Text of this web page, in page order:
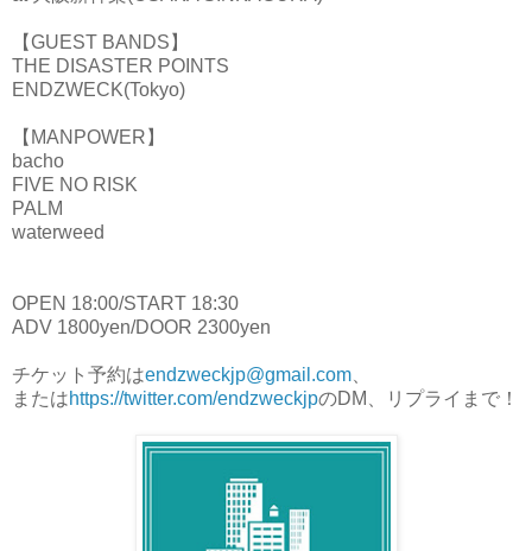
【GUEST BANDS】
THE DISASTER POINTS
ENDZWECK(Tokyo)
【MANPOWER】
bacho
FIVE NO RISK
PALM
waterweed
OPEN 18:00/START 18:30
ADV 1800yen/DOOR 2300yen
チケット予約はendzweckjp@gmail.com
またはhttps://twitter.com/endzweckjpのDM、リプライまで！